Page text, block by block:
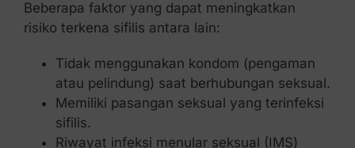
Beberapa faktor yang dapat meningkatkan
risiko terkena sifilis antara lain:
Tidak menggunakan kondom (pengaman
atau pelindung) saat berhubungan seksual.
Memiliki pasangan seksual yang terinfeksi
sifilis.
Riwayat infeksi menular seksual (IMS)